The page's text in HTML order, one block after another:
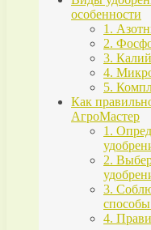
особенности
1.
2.
3.
4.
5.
Как
АгроМастер
1.
2.
3.
4.